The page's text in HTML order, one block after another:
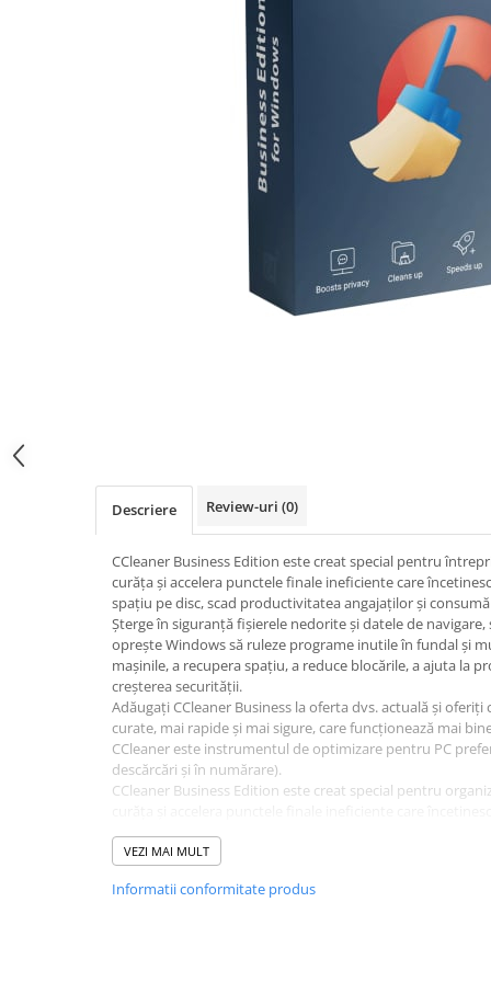
Descriere Review-uri (0)
CCleaner Business Edition este creat special pentru
curăța și accelera punctele finale ineficiente care
spațiu pe disc, scad productivitatea angajaților și
Șterge în siguranță fișierele nedorite și datele de
oprește Windows să ruleze programe inutile în fundal și
mașinile, a recupera spațiu, a reduce blocările, a ajuta la
creșterea securității.
Adăugați CCleaner Business la oferta dvs. actuală și
curate, mai rapide și mai sigure, care funcționează mai
CCleaner este instrumentul de optimizare pentru PC
descărcări și în numărare).
CCleaner Business Edition este creat special pentru
spațiu pe disc, scad productivitatea angajaților și consumă
siguranță fișierele nedorite și datele de navigare, șterge
recupera spațiu, a reduce blocările, a ajuta la protejarea
VEZI MAI MULT
Informatii conformitate produs